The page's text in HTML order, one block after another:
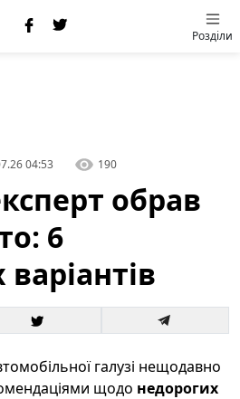
Розділи
04:53 190
обрав
6
галузі нещодавно
щодо недорогих